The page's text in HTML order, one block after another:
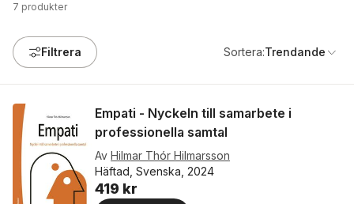
7 produkter
Filtrera Sortera:Trendande
Empati - Nyckeln till samarbete i
professionella samtal
Av Hilmar Thór Hilmarsson
Häftad, Svenska, 2024
419 kr